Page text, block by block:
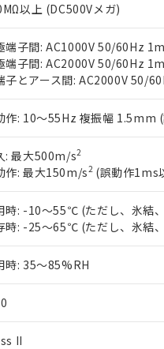
以上 (DC500Vメガ)
端子間: AC1000V 50/60Hz
端子間: AC2000V 50/60Hz
子とアース間: AC2000V 50/
作: 10～55Hz 複振幅 1.5mm
: 最大500m/s2
作: 最大150m/s2(誤動作1ms
時: -10～55℃ (ただし、氷結
時: -25～65℃ (ただし、氷結
時: 35～85%RH
II
本サービスは、当社制御
当社制御機器事業取扱商
在庫状況および標準価格
のであり、閲覧された時
い。
正式な納期状況および標
当社販売員にご相談くだ
オムロン制御機器販売店
在庫状況および標準価格
マイパーツ機能（部品
ている必要があります。
お客様が当ウェブサイト
が、当社の製品・サービ
さい。
※当社の共同利用者とは
*EU RoHS指令（10物質）：
鉛(Pb) 1000ppm以下、 水銀(Hg)
六価クロム(Cr(Ⅵ)) 1000ppm以下、ポリ
フタル酸ビス(2-エチルヘキシル)
ル（DBP） 1000ppm以下、フタル酸ジ
但し、RoHS指令で産業用監視および制
フタル酸エステル類の４物質について
※2 対応予定月
部品在庫の切り替え状況などに
※3 非含有証明書ダウンロ
下記の非含有証明書をダウンロ
EU RoHS指令（10物質）の非
51物質の非含有証明書（当社
※本証明書は発行日時点で非含
「×」：最大均質材料含有率が
「－」：未確認です。当社販
*中国RoHS10物質の基準値 (GB/
Pb(鉛) :1000ppm、 Hg(水銀) : 1000ppm
Cr(Ⅵ)(六価クロム) : 1000ppm、 PBBs(
DBP(フタル酸ジブチル) : 1000ppm、
DEHP(フタル酸ビス(2-エチルヘキシル))
※2 環境保護使用期限
「ｅ」：有害物質（10物質）
「10」：通常の使用状況下に
味します。
当社は、これら貴社製
などの必要な手続きをとり
当社は規制貨物を破棄す
ます。
当社は貴社製品を、核兵
置等に一切使用いたしま
当社は、貴社製品を第三
また当社は、販売先およ
たしません。
記
号
説明
○ 一定数以上の在庫あ
△ 一定数には満たない
－
在庫なし(最新の在庫
機器販売店・当社販
空
白
受注生産機種、また